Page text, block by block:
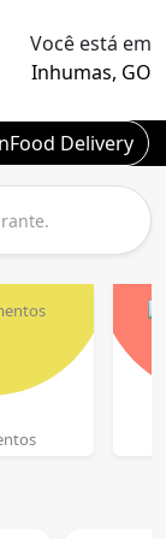
Você está em
Inhumas, GO
Delivery